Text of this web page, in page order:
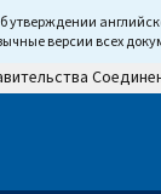
утверждении
версии всех